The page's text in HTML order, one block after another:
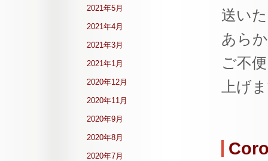
送い
あら
ご不
上げ
2021年5月
2021年4月
2021年3月
2021年1月
2020年12月
2020年11月
2020年9月
2020年8月
2020年7月